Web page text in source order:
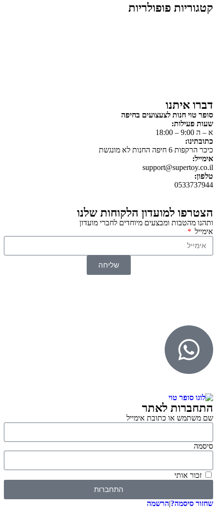
קטגוריות פופולריות
דברו איתנו
סופר טוי חנות לצעצועים בחיפה
שעות פעילות:
א – ה 9:00 – 18:00
כתובתינו:
כיכר הרקפות 6 חיפה החנות לא מונגשת
אימייל:
support@supertoy.co.il
טלפון:
0533737944
הצטרפו למועדון הלקוחות שלנו
ותהנו מהטבות ומבצעים מיוחדים לחברי מועדון
אימייל
שליחה
התחברות לאתר
שם משתמש או כתובת אימייל
סיסמה
זכור אותי
התחברות
שחזור סיסמה?|הרשמה